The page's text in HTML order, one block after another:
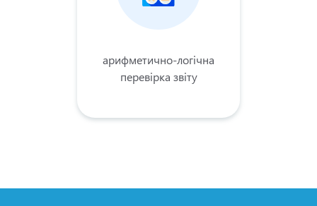
арифметично-логічна
перевірка звіту